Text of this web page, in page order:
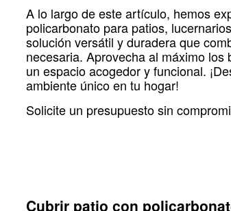
A lo largo de este artículo, hemos
policarbonato para patios,
solución versátil y duradera que
necesaria. Aprovecha al máximo
un espacio acogedor y funcional.
ambiente único en tu hogar!
Solicite un presupuesto sin
Cubrir patio con